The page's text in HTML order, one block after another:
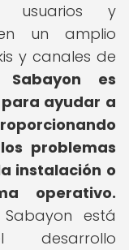
usuarios y
un amplio
y canales de
es
ayudar a
problemas
instalación o
operativo.
está
desarrollo